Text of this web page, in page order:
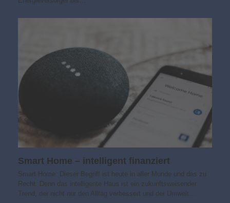
Smart Home – intelligent finanziert
Smart Home: Dieser Begriff ist heute in aller Munde und das zu
Recht. Denn das intelligente Haus ist ein zukunftsweisender
Trend, der nicht nur den Alltag verbessert und der Umwelt…